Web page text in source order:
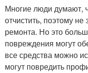
Многие люди думают,
отчистить, поэтому
ремонта. Но это
повреждения могут
все средства можно
могут повредить